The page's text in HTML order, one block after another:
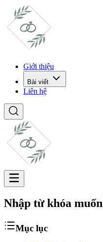
Giới thiệu
Bài viết
Liên hệ
Nhập từ khóa
Mục lục